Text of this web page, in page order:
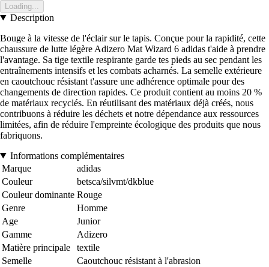
Loading...
Description
Bouge à la vitesse de l'éclair sur le tapis. Conçue pour la rapidité, cette
chaussure de lutte légère Adizero Mat Wizard 6 adidas t'aide à prendre
l'avantage. Sa tige textile respirante garde tes pieds au sec pendant les
entraînements intensifs et les combats acharnés. La semelle extérieure
en caoutchouc résistant t'assure une adhérence optimale pour des
changements de direction rapides. Ce produit contient au moins 20 %
de matériaux recyclés. En réutilisant des matériaux déjà créés, nous
contribuons à réduire les déchets et notre dépendance aux ressources
limitées, afin de réduire l'empreinte écologique des produits que nous
fabriquons.
Informations complémentaires
Marque
adidas
Couleur
betsca/silvmt/dkblue
Couleur dominante Rouge
Genre
Homme
Age
Junior
Gamme
Adizero
Matière principale
textile
Semelle
Caoutchouc résistant à l'abrasion